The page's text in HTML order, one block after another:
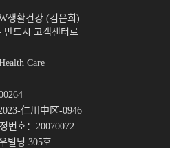
반드시 고객센터로
Care
仁川中区-0946
번호：20070072
빌딩 305호